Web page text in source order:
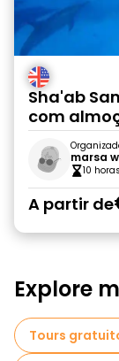
Sha'ab
com
marsa
10 horas
A partir de
Explore
Tours